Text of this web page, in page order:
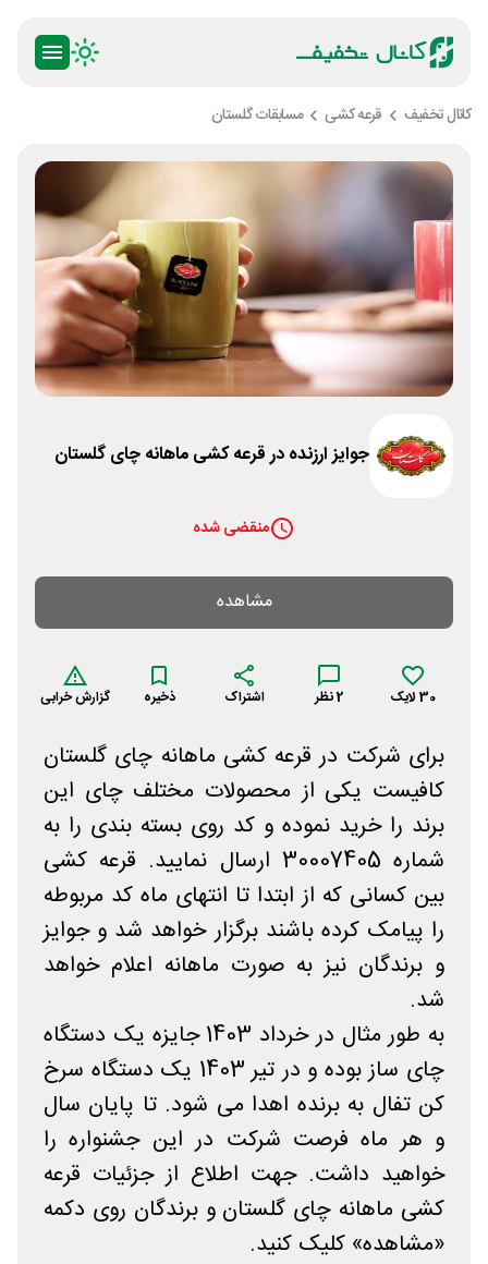
کانال تخفیف قرعه کشی مسابقات گلستان
جوایز ارزنده در قرعه کشی ماهانه چای گلستان
منقضی شده
مشاهده
30 لایک 2نظر اشتراک ذخیره گزارش خرابی
برای شرکت در قرعه کشی ماهانه چای گلستان
کافیست یکی از محصولات مختلف چای این
برند را خرید نموده و کد روی بسته بندی را به
شماره 30007405 ارسال نمایید. قرعه کشی
بین کسانی که از ابتدا تا انتهای ماه کد مربوطه
را پیامک کرده باشند برگزار خواهد شد و جوایز
و برندگان نیز به صورت ماهانه اعلام خواهد
شد.
به طور مثال در خرداد 1403 جایزه یک دستگاه
چای ساز بوده و در تیر 1403 یک دستگاه سرخ
کن تفال به برنده اهدا می شود. تا پایان سال
و هر ماه فرصت شرکت در این جشنواره را
خواهید داشت. جهت اطلاع از جزئیات قرعه
کشی ماهانه چای گلستان و برندگان روی دکمه
«مشاهده» کلیک کنید.